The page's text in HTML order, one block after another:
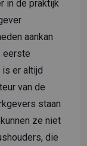
in de praktijk
aankan
eerste
is er altijd
van de
staan
ze niet
die